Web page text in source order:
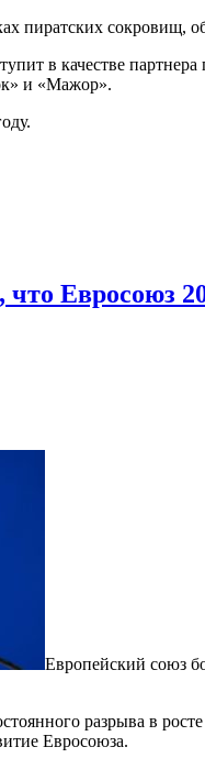
пиратских
в качестве
и «Мажор».
Евросоюз
Европейский союз
разрыва в
Евросоюза.